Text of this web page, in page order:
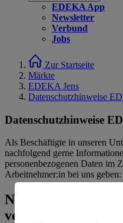
EDEKA App
Newsletter
Verbund
Jobs
Zur Startseite
Märkte
EDEKA Jens
Datenschutzhinweise
Datenschutzhinweise
Als Beschäftigte in unseren
nachfolgend gerne
personenbezogenen Daten im
Arbeitnehmer:in bei uns geben:
Name und
verantwortlichen